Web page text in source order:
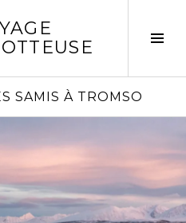
SAMIS À TROMSO